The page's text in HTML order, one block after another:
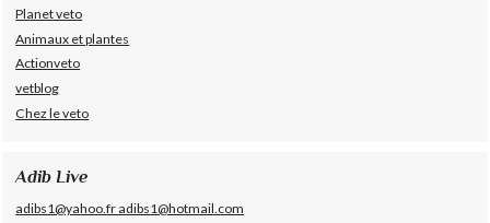
Planet veto
Animaux et plantes
Actionveto
vetblog
Chez le veto
Adib Live
adibs1@yahoo.fr adibs1@hotmail.com